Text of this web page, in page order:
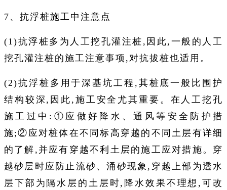
7、抗浮桩施工中注意点
(1)抗浮桩多为人工挖孔灌注桩,因此,一般的人工
挖孔灌注桩的施工注意事项,对抗拔桩也适用。
(2)抗浮桩多用于深基坑工程,其桩底一般比围护
结构较深,因此,施工安全尤其重要。在人工挖孔
施工过中:①应做好降水、通风等安全防护措
施;②应对桩体在不同标高穿越的不同土层有详细
的了解,并应有穿越不利土层的施工应对措施。穿
越砂层时应防止流砂、涌砂现象,穿越上部为透水
层下部为隔水层的土层时,降水效果不理想,可改